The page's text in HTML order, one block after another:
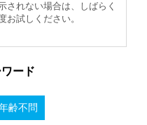
されない場合は、しばらく
お試しください。
ード
齢不問